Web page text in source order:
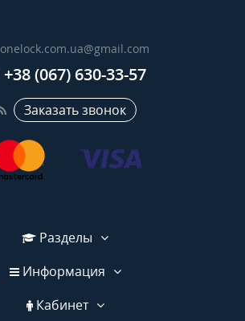
onelock.com.ua@gmail.com
+38 (067) 630-33-57
Заказать звонок
Разделы
Информация
Кабинет